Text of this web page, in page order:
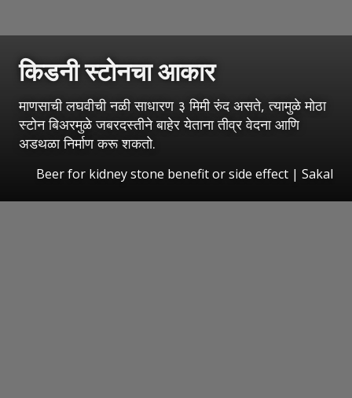
किडनी स्टोनचा आकार
माणसाची लघवीची नळी साधारण ३ मिमी रुंद असते, त्यामुळे मोठा
स्टोन बिअरमुळे जबरदस्तीने बाहेर येताना तीव्र वेदना आणि
अडथळा निर्माण करू शकतो.
Beer for kidney stone benefit or side effect | Sakal